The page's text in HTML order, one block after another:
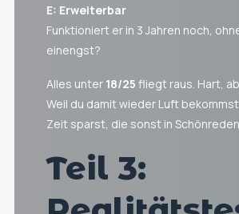
E: Erweiterbar
Funktioniert er in 3 Jahren noch,
einengst?
Alles unter 18/25 fliegt raus. Hart,
Weil du damit wieder Luft
Zeit sparst, die sonst in
Teil 3: